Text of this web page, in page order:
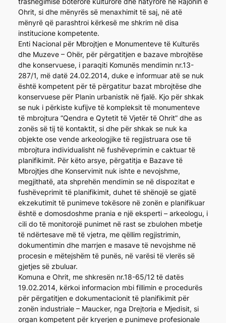
Ohrit, si dhe mënyrës së menaxhimit të saj, në atë
mënyrë që parashtroi kërkesë me shkrim në disa
institucione kompetente.
Enti Nacional për Mbrojtjen e Monumenteve të Kulturës
dhe Muzeve – Ohër, për përgatitjen e bazave mbrojtëse
dhe konservuese, i paraqiti Komunës mendimin nr.13-
287/1, më datë 24.02.2014, duke e informuar atë se nuk
është kompetent për të përgatitur bazat mbrojtëse dhe
konservuese për Planin urbanistik në fjalë. Kjo për shkak
se nuk i përkiste kufijve të kompleksit të monumenteve
të mbrojtura “Qendra e Qytetit të Vjetër të Ohrit” dhe as
zonës së tij të kontaktit, si dhe për shkak se nuk ka
objekte ose vende arkeologjike të regjistruara ose të
mbrojtura individualisht në fushëveprimin e caktuar të
planifikimit. Për këto arsye, përgatitja e Bazave të
Mbrojtjes dhe Konservimit nuk ishte e nevojshme,
megjithatë, ata shprehën mendimin se në dispozitat e
fushëveprimit të planifikimit, duhet të shënojë se gjatë
ekzekutimit të punimeve tokësore në zonën e planifikuar
është e domosdoshme prania e një eksperti – arkeologu, i
cili do të monitorojë punimet në rast se zbulohen mbetje
të ndërtesave më të vjetra, me qëllim regjistrimin,
dokumentimin dhe marrjen e masave të nevojshme në
procesin e mëtejshëm të punës, në varësi të vlerës së
gjetjes së zbuluar.
Komuna e Ohrit, me shkresën nr.18-65/12 të datës
19.02.2014, kërkoi informacion mbi fillimin e procedurës
për përgatitjen e dokumentacionit të planifikimit për
zonën industriale – Maucker, nga Drejtoria e Mjedisit, si
organ kompetent për kryerjen e punimeve profesionale